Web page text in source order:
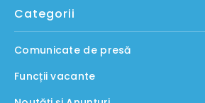
Categorii
Comunicate de presă
Funcții vacante